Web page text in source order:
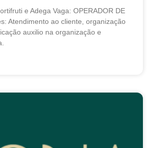
e Adega Vaga: OPERADOR DE
Atendimento ao cliente, organização
auxilio na organização e